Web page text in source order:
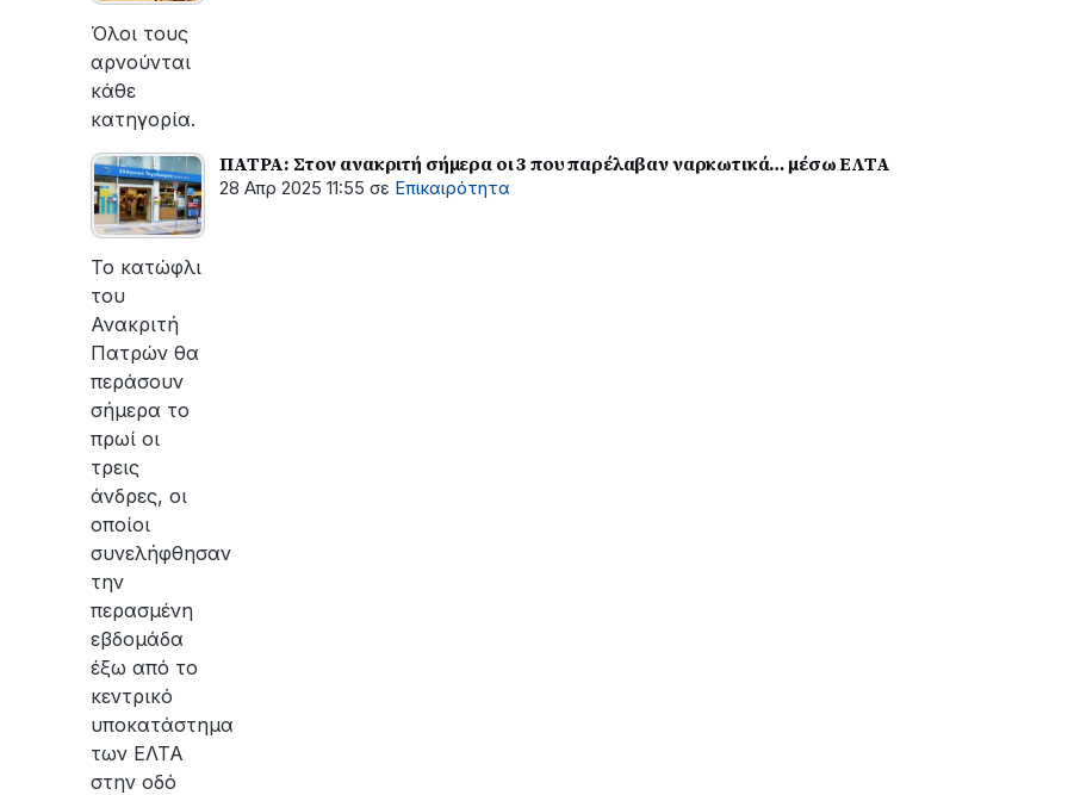
Όλοι τους
αρνούνται
κάθε
κατηγορία.
ΠΑΤΡΑ: Στον ανακριτή σήμερα οι 3 που παρέλαβαν ναρκωτικά… μέσω ΕΛΤΑ
28 Απρ 2025 11:55 σε Επικαιρότητα
Το κατώφλι
του
Ανακριτή
Πατρών θα
περάσουν
σήμερα το
πρωί οι
τρεις
άνδρες, οι
οποίοι
συνελήφθησαν
την
περασμένη
εβδομάδα
έξω από το
κεντρικό
υποκατάστημα
των ΕΛΤΑ
στην οδό